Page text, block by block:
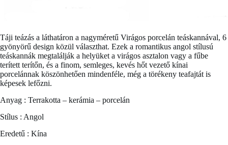
Táji teázás a láthatáron a nagyméretű Virágos porcelán teáskannával, 6
gyönyörű design közül választhat. Ezek a romantikus angol stílusú
teáskannák megtalálják a helyüket a virágos asztalon vagy a fűbe
terített terítőn, és a finom, semleges, kevés hőt vezető kínai
porcelánnak köszönhetően mindenféle, még a törékeny teafajtát is
képesek lefőzni.
Anyag : Terrakotta – kerámia – porcelán
Stílus : Angol
Eredetű : Kína